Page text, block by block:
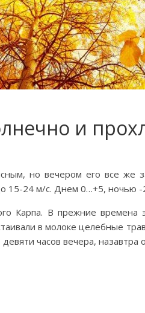
и
но вечером его все же
15-24 м/с. Днем 0…+5, ночью
Карпа. В прежние времена
в молоке целебные
часов вечера,